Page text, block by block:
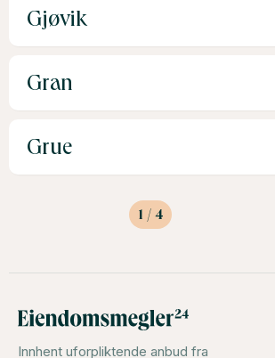
Gjøvik
Gran
Grue
1 / 4
Innhent uforpliktende anbud fra